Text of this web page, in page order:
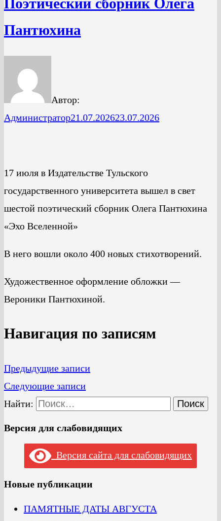
Поэтический сборник Олега
Пантюхина
Автор:
Администратор21.07.202623.07.2026
17 июля в Издательстве Тульского
государственного университета вышел в свет
шестой поэтический сборник Олега Пантюхина
«Эхо Вселенной»
В него вошли около 400 новых стихотворений.
Художественное оформление обложки —
Вероники Пантюхиной.
Навигация по записям
Предыдущие записи
Следующие записи
Найти:
Версия для слабовидящих
Версия сайта для слабовидящих
Новые публикации
ПАМЯТНЫЕ ДАТЫ АВГУСТА